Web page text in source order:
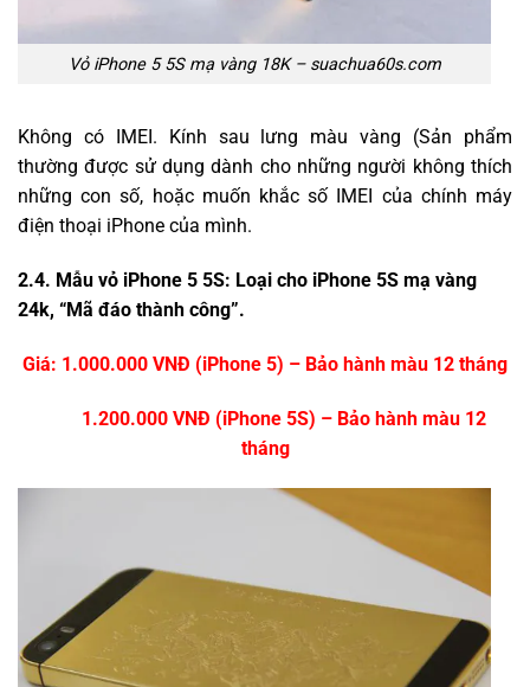
Vỏ iPhone 5 5S mạ vàng 18K – suachua60s.com
Không có IMEI. Kính sau lưng màu vàng (Sản phẩm
thường được sử dụng dành cho những người không thích
những con số, hoặc muốn khắc số IMEI của chính máy
điện thoại iPhone của mình.
2.4. Mẫu vỏ iPhone 5 5S: Loại cho iPhone 5S mạ vàng
24k, “Mã đáo thành công”.
Giá: 1.000.000 VNĐ (iPhone 5) – Bảo hành màu 12 tháng
1.200.000 VNĐ (iPhone 5S) – Bảo hành màu 12
tháng